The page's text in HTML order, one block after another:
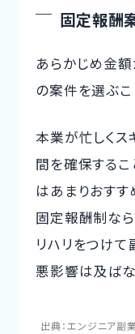
固定報酬
あらかじめ金
の案件を選ぶこ
本業が忙しく
間を確保する
はあまりおすす
固定報酬制な
リハリをつけ
悪影響は及ばな
出典：エンジニア副